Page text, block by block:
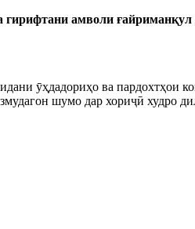
гирифтани амволи
ӯҳдадориҳо ва пардохтҳои
шумо дар хориҷӣ худро